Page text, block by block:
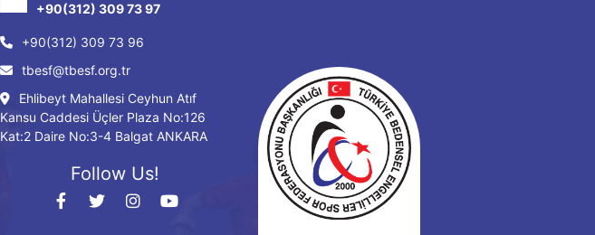
+90(312) 309 73 97
+90(312) 309 73 96
tbesf@tbesf.org.tr
Ehlibeyt Mahallesi Ceyhun Atıf
Kansu Caddesi Üçler Plaza No:126
Kat:2 Daire No:3-4 Balgat ANKARA
Follow Us!